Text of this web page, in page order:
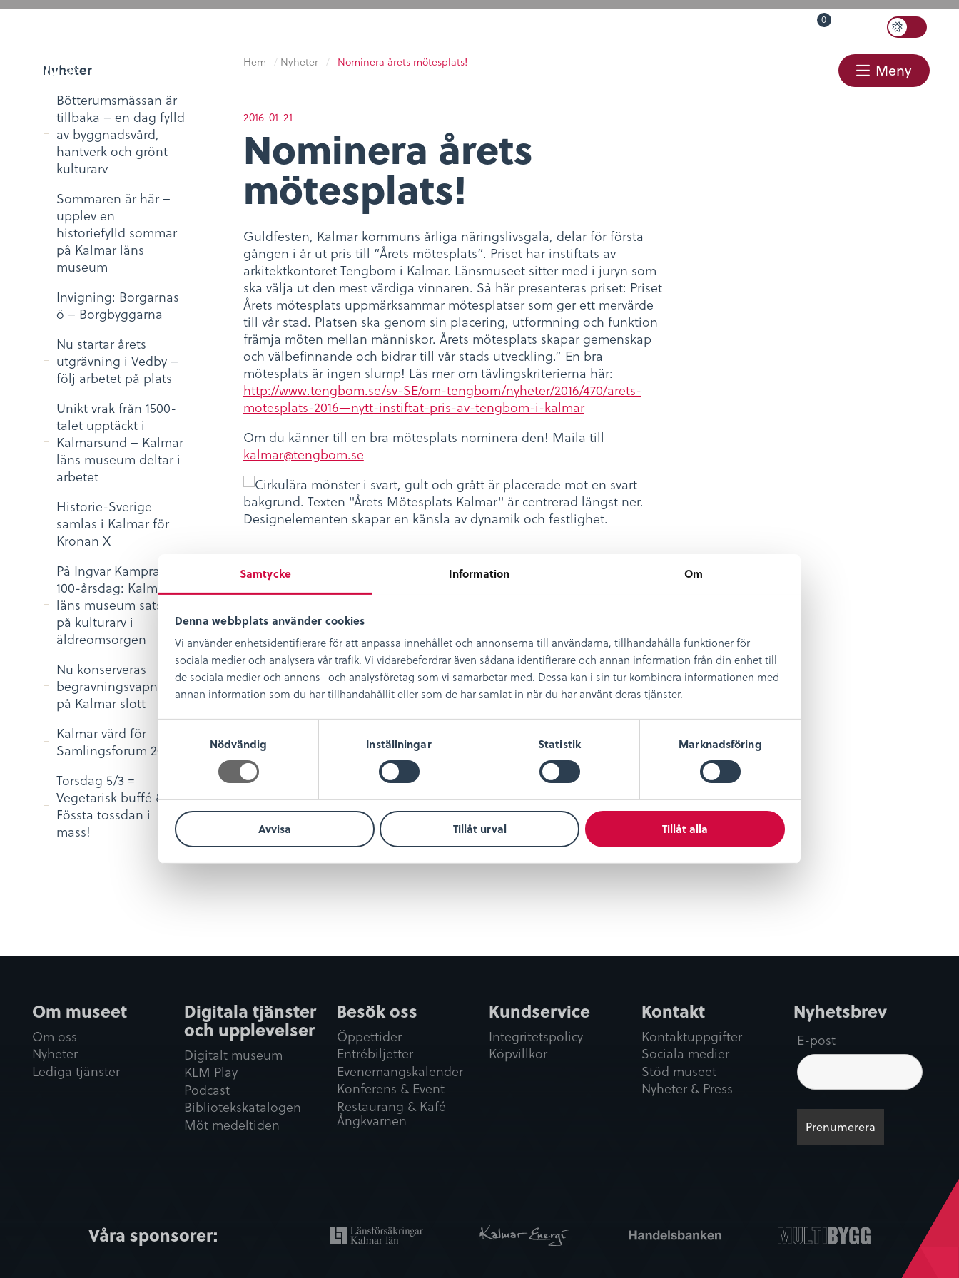
Samtycke Information Om
Denna webbplats använder cookies
Vi använder enhetsidentifierare för att anpassa innehållet och annonserna till användarna, tillhandahålla funktioner för
sociala medier och analysera vår trafik. Vi vidarebefordrar även sådana identifierare och annan information från din enhet till
de sociala medier och annons- och analysföretag som vi samarbetar med. Dessa kan i sin tur kombinera informationen med
annan information som du har tillhandahållit eller som de har samlat in när du har använt deras tjänster.
a
y
s
Nödvändig Inställningar Statistik Marknadsföring
Avvisa Tillåt urval Tillåt alla
Varukorg0
Toggle
Color
Scheme
Meny
Nyheter
Bötterumsmässan är
tillbaka – en dag fylld
av byggnadsvård,
hantverk och grönt
kulturarv
Sommaren är här –
upplev en
historiefylld sommar
på Kalmar läns
museum
Invigning: Borgarnas
ö – Borgbyggarna
Nu startar årets
utgrävning i Vedby –
följ arbetet på plats
Unikt vrak från 1500-
talet upptäckt i
Kalmarsund – Kalmar
läns museum deltar i
arbetet
Historie-Sverige
samlas i Kalmar för
Kronan X
På Ingvar Kamprads
100-årsdag: Kalmar
läns museum satsar
på kulturarv i
äldreomsorgen
Nu konserveras
begravningsvapnen
på Kalmar slott
Kalmar värd för
Samlingsforum 2026
Torsdag 5/3 =
Vegetarisk buffé &
Fössta tossdan i
mass!
Hem / Nyheter / Nominera årets mötesplats!
2016-01-21
Nominera årets
mötesplats!
Guldfesten, Kalmar kommuns årliga näringslivsgala, delar för första
gången i år ut pris till ”Årets mötesplats”. Priset har instiftats av
arkitektkontoret Tengbom i Kalmar. Länsmuseet sitter med i juryn som
ska välja ut den mest värdiga vinnaren. Så här presenteras priset: Priset
Årets mötesplats uppmärksammar mötesplatser som ger ett mervärde
till vår stad. Platsen ska genom sin placering, utformning och funktion
främja möten mellan människor. Årets mötesplats skapar gemenskap
och välbefinnande och bidrar till vår stads utveckling.” En bra
mötesplats är ingen slump! Läs mer om tävlingskriterierna här:
http://www.tengbom.se/sv-SE/om-tengbom/nyheter/2016/470/arets-
motesplats-2016—nytt-instiftat-pris-av-tengbom-i-kalmar
Om du känner till en bra mötesplats nominera den! Maila till
kalmar@tengbom.se
Dela:
facebooktwitterlinkedinpinterest
Om museet
Om oss
Nyheter
Lediga tjänster
Digitala tjänster
och upplevelser
Digitalt museum
KLM Play
Podcast
Bibliotekskatalogen
Möt medeltiden
Besök oss
Öppettider
Entrébiljetter
Evenemangskalender
Konferens & Event
Restaurang & Kafé
Ångkvarnen
Kundservice
Integritetspolicy
Köpvillkor
Kontakt
Kontaktuppgifter
Sociala medier
Stöd museet
Nyheter & Press
Nyhetsbrev
E-post
Våra sponsorer: